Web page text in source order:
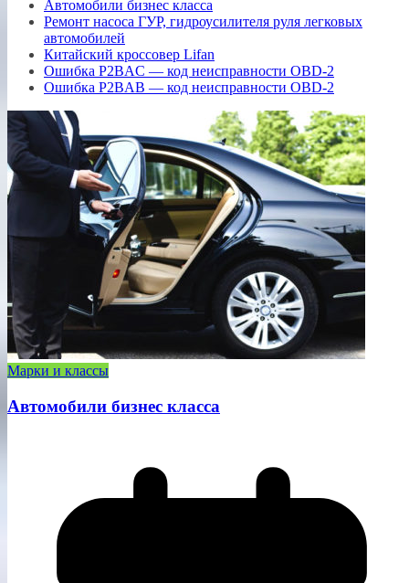
Автомобили бизнес класса
Ремонт насоса ГУР, гидроусилителя руля легковых
автомобилей
Китайский кроссовер Lifan
Ошибка P2BAC — код неисправности OBD-2
Ошибка P2BAB — код неисправности OBD-2
Марки и классы
Автомобили бизнес класса